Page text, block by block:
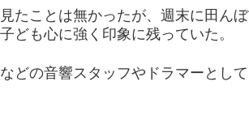
たことは無かったが、週末に田んぼ
ども心に強く印象に残っていた。
どの音響スタッフやドラマーとして